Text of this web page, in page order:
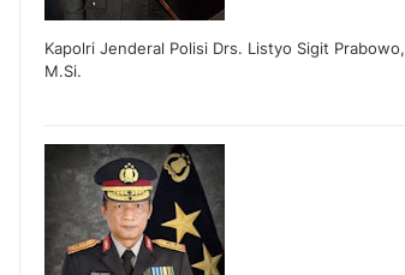
Kapolri Jenderal Polisi Drs. Listyo Sigit Prabowo,
M.Si.